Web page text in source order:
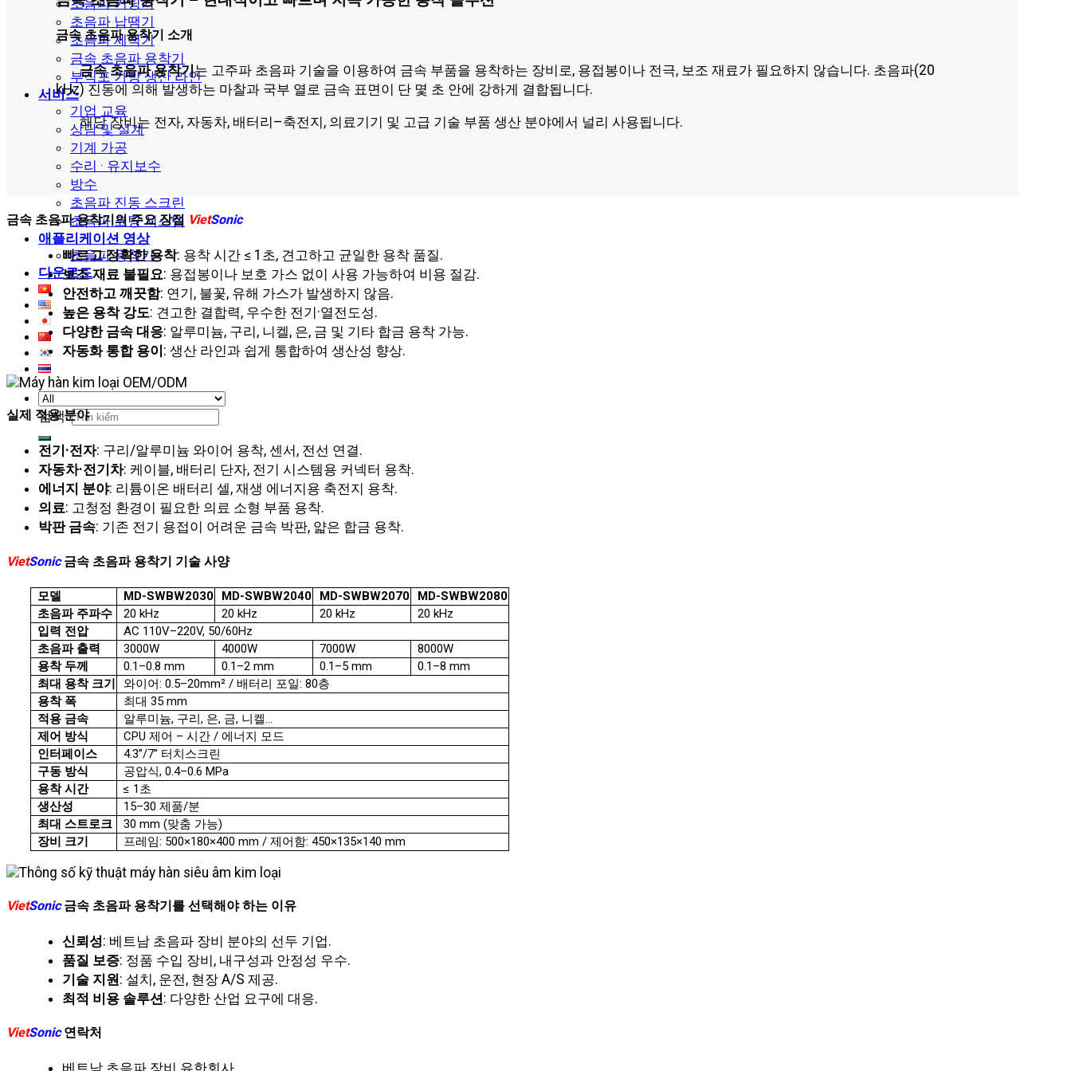
초음파 납땜기
초음파 세척기
금속 초음파 용착기
부직포 가방 생산 라인
서비스
기업 교육
상담 및 설계
기계 가공
수리 · 유지보수
방수
초음파 진동 스크린
초음파 코팅 시스템
애플리케이션 영상
초음파 용착기
다운로드
검색:
금속 초음파 용착기 소개
금속 초음파 용착기는 고주파 초음파 기술을 이용하여 금속 부품을 용착하는 장비로, 용접봉이나 전극, 보조 재료가 필요하지 않습니다. 초음파(20
kHz) 진동에 의해 발생하는 마찰과 국부 열로 금속 표면이 단 몇 초 안에 강하게 결합됩니다.
해당 장비는 전자, 자동차, 배터리–축전지, 의료기기 및 고급 기술 부품 생산 분야에서 널리 사용됩니다.
금속 초음파 용착기의 주요 장점 VietSonic
빠르고 정확한 용착: 용착 시간 ≤ 1초, 견고하고 균일한 용착 품질.
보조 재료 불필요: 용접봉이나 보호 가스 없이 사용 가능하여 비용 절감.
안전하고 깨끗함: 연기, 불꽃, 유해 가스가 발생하지 않음.
높은 용착 강도: 견고한 결합력, 우수한 전기·열전도성.
다양한 금속 대응: 알루미늄, 구리, 니켈, 은, 금 및 기타 합금 용착 가능.
자동화 통합 용이 : 생산 라인과 쉽게 통합하여 생산성 향상.
실제 적용 분야
전기·전자: 구리/알루미늄 와이어 용착, 센서, 전선 연결.
자동차·전기차: 케이블, 배터리 단자, 전기 시스템용 커넥터 용착.
에너지 분야: 리튬이온 배터리 셀, 재생 에너지용 축전지 용착.
의료: 고청정 환경이 필요한 의료 소형 부품 용착.
박판 금속: 기존 전기 용접이 어려운 금속 박판, 얇은 합금 용착.
VietSonic금속 초음파 용착기 기술 사양
모델 MD-SWBW2030 MD-SWBW2040 MD-SWBW2070
MD-SWBW2080
초음파 주파수
20 kHz 20 kHz 20 kHz
20 kHz
입력 전압
AC 110V–220V, 50/60Hz
초음파 출력
3000W 4000W 7000W
8000W
용착 두께
0.1–0.8 mm 0.1–2 mm 0.1–5 mm
0.1–8 mm
최대 용착 크기
와이어: 0.5–20mm² / 배터리 포일: 80층
용착 폭
최대 35 mm
적용 금속
알루미늄, 구리, 은, 금, 니켈…
제어 방식
CPU 제어 – 시간 / 에너지 모드
인터페이스
4.3”/7” 터치스크린
구동 방식
공압식, 0.4–0.6 MPa
용착 시간
≤ 1초
생산성
15–30 제품/분
최대 스트로크
30 mm (맞춤 가능)
장비 크기
프레임: 500×180×400 mm / 제어함: 450×135×140 mm
VietSonic금속 초음파 용착기를 선택해야 하는 이유
신뢰성: 베트남 초음파 장비 분야의 선두 기업.
품질 보증: 정품 수입 장비, 내구성과 안정성 우수.
기술 지원: 설치, 운전, 현장 A/S 제공.
최적 비용 솔루션: 다양한 산업 요구에 대응.
VietSonic연락처